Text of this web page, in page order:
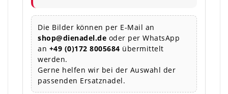
Die Bilder können per E-Mail an
shop@dienadel.de oder per WhatsApp
an +49 (0)172 8005684 übermittelt
werden.
Gerne helfen wir bei der Auswahl der
passenden Ersatznadel.